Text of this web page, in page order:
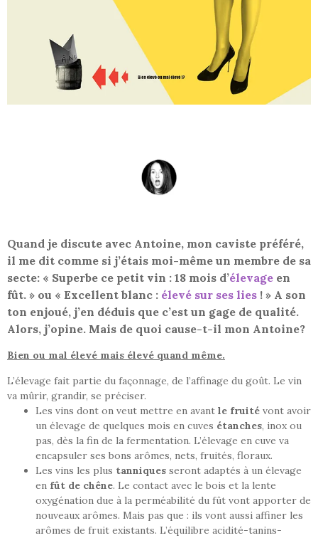
Quand je discute avec Antoine, mon caviste préféré,
il me dit comme si j’étais moi-même un membre de sa
secte: « Superbe ce petit vin : 18 mois d’élevage en
fût. » ou « Excellent blanc : élevé sur ses lies ! » A son
ton enjoué, j’en déduis que c’est un gage de qualité.
Alors, j’opine. Mais de quoi cause-t-il mon Antoine?
Bien ou mal élevé mais élevé quand même.
L’élevage fait partie du façonnage, de l’affinage du goût. Le vin
va mûrir, grandir, se préciser.
Les vins dont on veut mettre en avant le fruité vont avoir
un élevage de quelques mois en cuves étanches, inox ou
pas, dès la fin de la fermentation. L’élevage en cuve va
encapsuler ses bons arômes, nets, fruités, floraux.
Les vins les plus tanniques seront adaptés à un élevage
en fût de chêne. Le contact avec le bois et la lente
oxygénation due à la perméabilité du fût vont apporter de
nouveaux arômes. Mais pas que : ils vont aussi affiner les
arômes de fruit existants. L’équilibre acidité-tanins-